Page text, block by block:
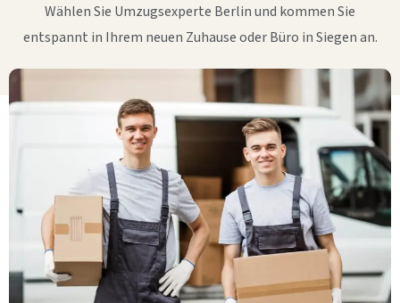
Wählen Sie Umzugsexperte Berlin und kommen Sie
entspannt in Ihrem neuen Zuhause oder Büro in Siegen an.